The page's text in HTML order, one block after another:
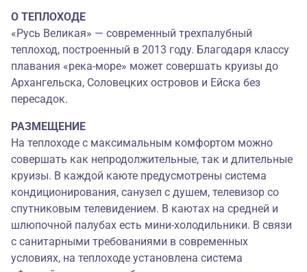
О ТЕПЛОХОДЕ
«Русь Великая» — современный трехпалубный
теплоход, построенный в 2013 году. Благодаря классу
плавания «река-море» может совершать круизы до
Архангельска, Соловецких островов и Ейска без
пересадок.
РАЗМЕЩЕНИЕ
На теплоходе с максимальным комфортом можно
совершать как непродолжительные, так и длительные
круизы. В каждой каюте предусмотрены система
кондиционирования, санузел с душем, телевизор со
спутниковым телевидением. В каютах на средней и
шлюпочной палубах есть мини-холодильники. В связи
с санитарными требованиями в современных
условиях, на теплоходе установлена система